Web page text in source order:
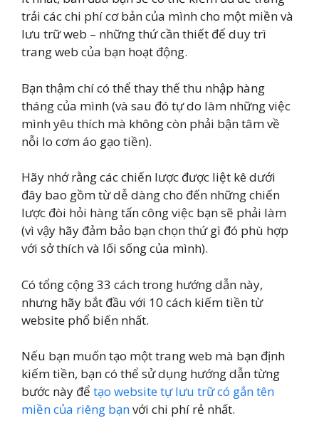
trải các chi phí cơ bản của mình cho một miền và
lưu trữ web – những thứ cần thiết để duy trì
trang web của bạn hoạt động.
Bạn thậm chí có thể thay thế thu nhập hàng
tháng của mình (và sau đó tự do làm những việc
mình yêu thích mà không còn phải bận tâm về
nỗi lo cơm áo gạo tiền).
Hãy nhớ rằng các chiến lược được liệt kê dưới
đây bao gồm từ dễ dàng cho đến những chiến
lược đòi hỏi hàng tấn công việc bạn sẽ phải làm
(vì vậy hãy đảm bảo bạn chọn thứ gì đó phù hợp
với sở thích và lối sống của mình).
Có tổng cộng 33 cách trong hướng dẫn này,
nhưng hãy bắt đầu với 10 cách kiếm tiền từ
website phổ biến nhất.
Nếu bạn muốn tạo một trang web mà bạn định
kiếm tiền, bạn có thể sử dụng hướng dẫn từng
bước này để tạo website tự lưu trữ có gắn tên
miền của riêng bạnvới chi phí rẻ nhất.